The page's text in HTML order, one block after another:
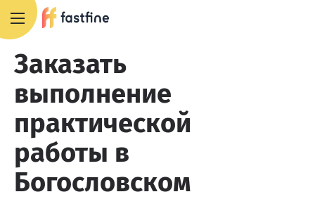
Заказать
выполнение
практической
работы в
Богословском